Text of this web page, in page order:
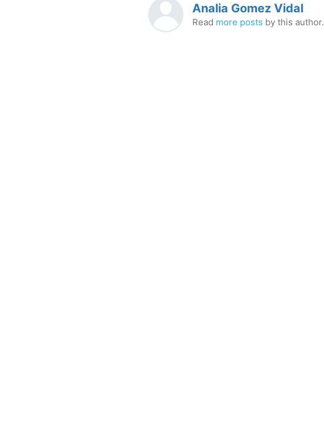
Analia Gomez Vidal
Read more posts by this author.